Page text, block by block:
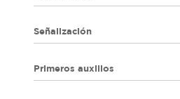
Señalización
Primeros auxilios